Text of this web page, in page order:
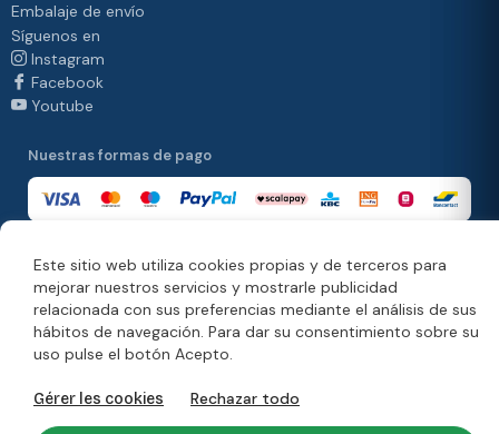
Este sitio web utiliza cookies propias y de terceros para
mejorar nuestros servicios y mostrarle publicidad
relacionada con sus preferencias mediante el análisis de sus
hábitos de navegación. Para dar su consentimiento sobre su
uso pulse el botón Acepto.
Gérer les cookies Rechazar todo
Embalaje de envío
Síguenos en
Instagram
Facebook
Youtube
Nuestras formas de pago
Nuestras formas de entrega